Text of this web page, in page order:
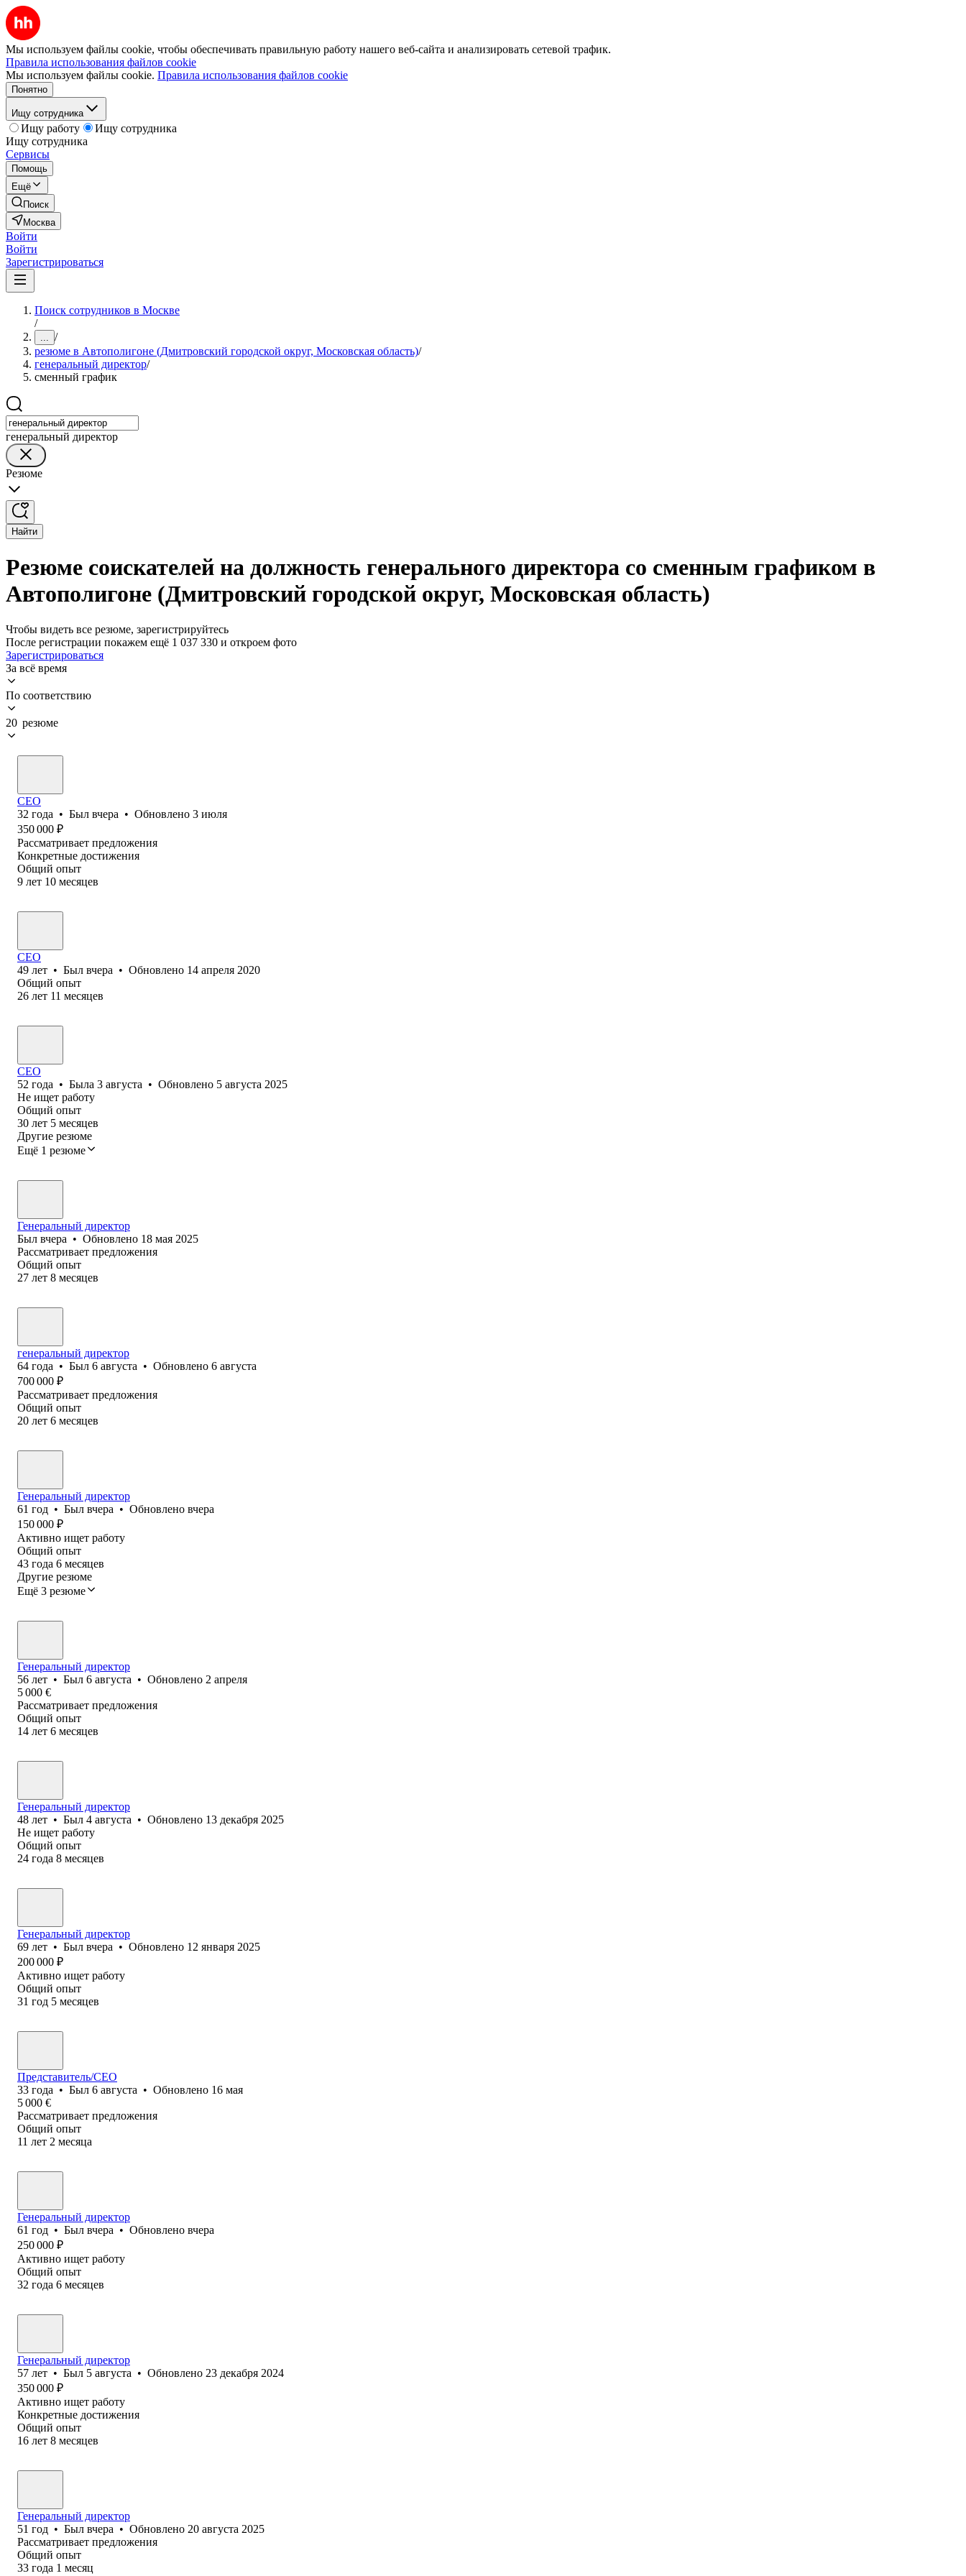
Мы используем файлы cookie, чтобы обеспечивать правильную работу нашего веб-сайта и анализировать сетевой трафик.
Правила использования файлов cookie
Мы используем файлы cookie. Правила использования файлов cookie
Понятно
Ищу сотрудника
Ищу работу
Ищу сотрудника
Ищу сотрудника
Сервисы
Помощь
Ещё
Поиск
Москва
Войти
Войти
Зарегистрироваться
Поиск сотрудников в Москве
/
... /
резюме в Автополигоне (Дмитровский городской округ, Московская область)/
генеральный директор/
сменный график
генеральный директор
Резюме
Найти
Резюме соискателей на должность генерального директора со сменным графиком в
Автополигоне (Дмитровский городской округ, Московская область)
Чтобы видеть все резюме, зарегистрируйтесь
После регистрации покажем ещё 1 037 330 и откроем фото
Зарегистрироваться
За всё время
По соответствию
20 резюме
CEO
32 года • Был вчера • Обновлено 3 июля
350 000 ₽
Рассматривает предложения
Конкретные достижения
Общий опыт
9 лет 10 месяцев
CEO
49 лет • Был вчера • Обновлено 14 апреля 2020
Общий опыт
26 лет 11 месяцев
CEO
52 года • Была 3 августа • Обновлено 5 августа 2025
Не ищет работу
Общий опыт
30 лет 5 месяцев
Другие резюме
Ещё 1 резюме
Генеральный директор
Был вчера • Обновлено 18 мая 2025
Рассматривает предложения
Общий опыт
27 лет 8 месяцев
генеральный директор
64 года • Был 6 августа • Обновлено 6 августа
700 000 ₽
Рассматривает предложения
Общий опыт
20 лет 6 месяцев
Генеральный директор
61 год • Был вчера • Обновлено вчера
150 000 ₽
Активно ищет работу
Общий опыт
43 года 6 месяцев
Другие резюме
Ещё 3 резюме
Генеральный директор
56 лет • Был 6 августа • Обновлено 2 апреля
5 000 €
Рассматривает предложения
Общий опыт
14 лет 6 месяцев
Генеральный директор
48 лет • Был 4 августа • Обновлено 13 декабря 2025
Не ищет работу
Общий опыт
24 года 8 месяцев
Генеральный директор
69 лет • Был вчера • Обновлено 12 января 2025
200 000 ₽
Активно ищет работу
Общий опыт
31 год 5 месяцев
Представитель/CEO
33 года • Был 6 августа • Обновлено 16 мая
5 000 €
Рассматривает предложения
Общий опыт
11 лет 2 месяца
Генеральный директор
61 год • Был вчера • Обновлено вчера
250 000 ₽
Активно ищет работу
Общий опыт
32 года 6 месяцев
Генеральный директор
57 лет • Был 5 августа • Обновлено 23 декабря 2024
350 000 ₽
Активно ищет работу
Конкретные достижения
Общий опыт
16 лет 8 месяцев
Генеральный директор
51 год • Был вчера • Обновлено 20 августа 2025
Рассматривает предложения
Общий опыт
33 года 1 месяц